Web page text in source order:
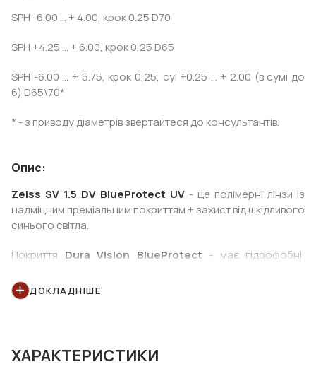
SPH -6.00 ... + 4.00, крок 0.25 D70
SPH +4.25 ... + 6.00, крок 0,25 D65
SPH -6.00 ... + 5.75, крок 0,25, cyl +0.25 ... + 2.00 (в сумі до
6) D65\70*
* - з приводу діаметрів звертайтеся до консультантів.
Опис:
Zeiss SV 1.5 DV BlueProtect UV - це полімерні лінзи із
надміцним преміальним покриттям + захист від шкідливого
синього світла.
Покриття Dura Vision BlueProtect - має гідрофобні,
залишковий рефлекс і захист від ультрафіолету. Ідеально
підходить для роботи за комп'ютером та з мобільними
ДОКЛАДНІШЕ
ХАРАКТЕРИСТИКИ